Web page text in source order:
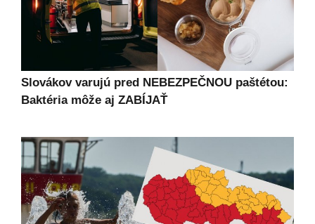
Slovákov varujú pred NEBEZPEČNOU paštétou:
Baktéria môže aj ZABÍJAŤ